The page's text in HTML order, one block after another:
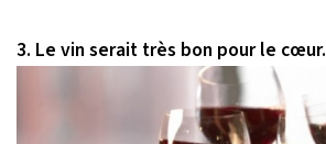
3. Le vin serait très bon pour le cœur.